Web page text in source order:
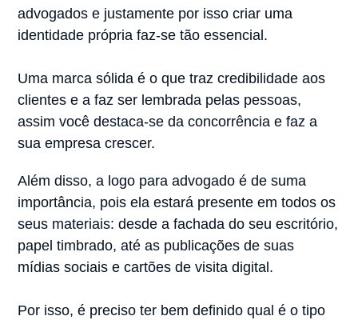
advogados e justamente por isso criar uma
identidade própria faz-se tão essencial.
Uma marca sólida é o que traz credibilidade aos
clientes e a faz ser lembrada pelas pessoas,
assim você destaca-se da concorrência e faz a
sua empresa crescer.
Além disso, a logo para advogado é de suma
importância, pois ela estará presente em todos os
seus materiais: desde a fachada do seu escritório,
papel timbrado, até as publicações de suas
mídias sociais e cartões de visita digital.
Por isso, é preciso ter bem definido qual é o tipo